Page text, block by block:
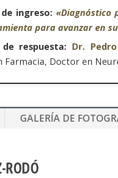
ingreso: «Diagnóstico
para avanzar en
de respuesta: Dr.
Farmacia, Doctor en
GALERÍA DE
RODÓ